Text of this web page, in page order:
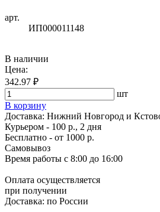
арт.
ИП000011148
В наличии
Цена:
342.97 ₽
шт
В корзину
Доставка: Нижний Новгород и
Курьером - 100 р., 2 дня
Бесплатно - от 1000 р.
Самовывоз
Время работы с 8:00 до 16:00
Оплата осуществляется
при получении
Доставка: по России